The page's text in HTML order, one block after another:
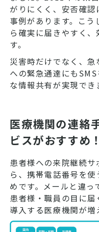
がりにくく、安否確
事例があります。こ
ら確実に届きやすく
す。
災害時だけでなく、
への緊急通達にも
な情報共有が実現でき
医療機関の連絡
ビスがおすすめ！
患者様への来院継続
ら、携帯電話番号を
めです。メールと違っ
患者様・職員の目に
導入する医療機関が増